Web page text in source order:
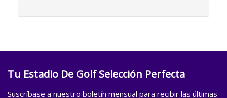
Tu Estadio De Golf Selección Perfecta
Suscríbase a nuestro boletín mensual para recibir las últimas